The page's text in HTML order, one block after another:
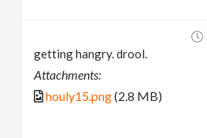
getting hangry. drool.
Attachments:
houly15.png(2.8 MB)